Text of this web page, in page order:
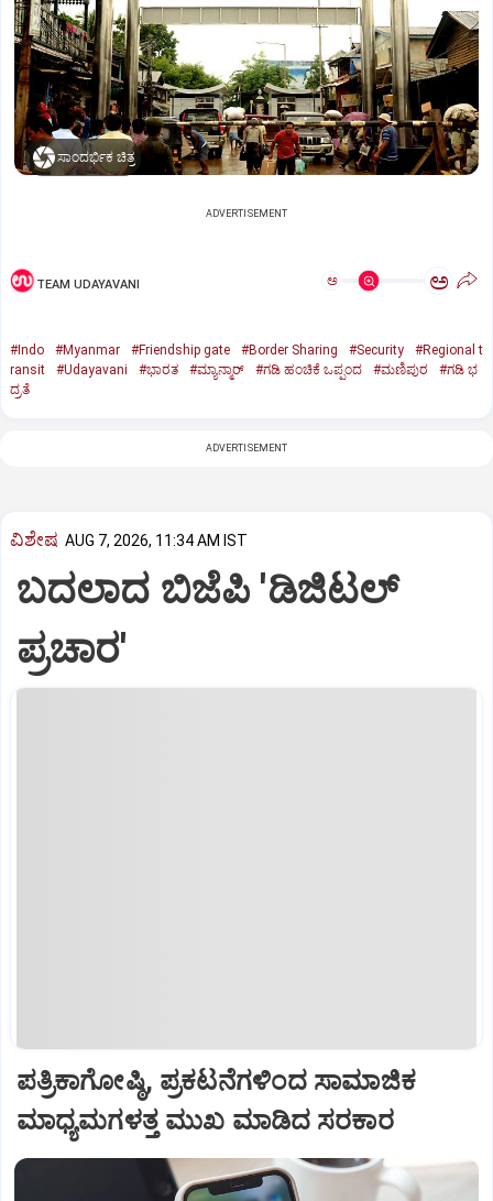
ಸಾಂದರ್ಭಿಕ ಚಿತ್ರ
ADVERTISEMENT
TEAM UDAYAVANI ಅ ಅ
#Indo #Myanmar #Friendship gate #Border Sharing #Security
#Regional t
ransit
#Udayavani #ಭಾರತ #ಮ್ಯಾನ್ಮಾರ್‌ #ಗಡಿ ಹಂಚಿಕೆ ಒಪ್ಪಂದ #ಮಣಿಪುರ
#ಗಡಿ ಭ
ದ್ರತೆ
ADVERTISEMENT
ವಿಶೇಷ AUG 7, 2026, 11:34 AM IST
ಬದಲಾದ ಬಿಜೆಪಿ 'ಡಿಜಿಟಲ್‌
ಪ್ರಚಾರ'
ಪತ್ರಿಕಾಗೋಷ್ಠಿ, ಪ್ರಕಟನೆಗಳಿಂದ ಸಾಮಾಜಿಕ
ಮಾಧ್ಯಮಗಳತ್ತ ಮುಖ ಮಾಡಿದ ಸರಕಾರ